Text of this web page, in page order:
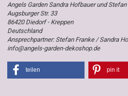
Angels Garden Sandra Hofbauer und Stefan
Augsburger Str. 33
86420 Diedorf - Kreppen
Deutschland
Ansprechpartner: Stefan Franke / Sandra
info@angels-garden-dekoshop.de
teilen pin it